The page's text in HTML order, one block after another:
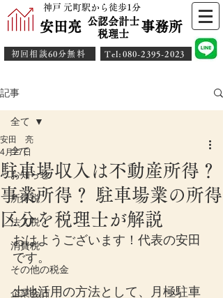
神戸 元町駅から徒歩1分
安田亮 事務所
公認会計士
​税理士
初回相談60分無料 ​Tel:080-2395-2023
記事
全て
お知らせ
所得税
法人税
消費税
その他の税金
企業会計
全て
駐車場収入は不動産所得？
事業所得？ 駐車場業の所得
区分を税理士が解説
安田 亮
4月27日
おはようございます！代表の安田
です。
土地活用の方法として、月極駐車